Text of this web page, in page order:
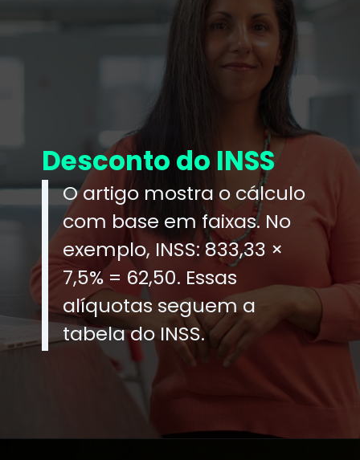
Desconto do INSS
O artigo mostra o cálculo
com base em faixas. No
exemplo, INSS: 833,33 ×
7,5% = 62,50. Essas
alíquotas seguem a
tabela do INSS.